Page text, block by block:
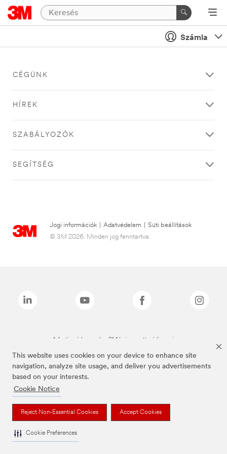
This website uses cookies on your device to enhance site
navigation, analyze site usage, and deliver you advertisements
based on your interests.
Cookie Notice
Reject Non-Essential Cookies Accept Cookies
Cookie Preferences
Számla
CÉGÜNK
HÍREK
SZABÁLYOZÓK
SEGÍTSÉG
Jogi információk Adatvédelem
Süti beállítások
© 3M 2026. Minden jog fenntartva.
A fenti márkanevek a 3M bejegyzett védjegyei.